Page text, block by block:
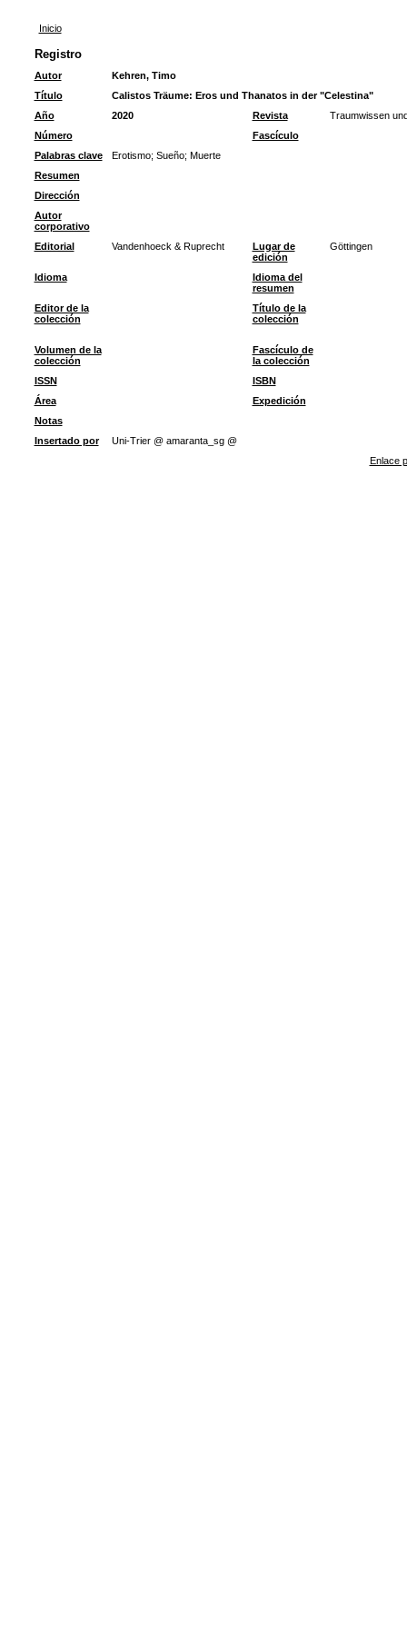
Inicio
Registro
Autor
Kehren, Timo
Título
Calistos Träume: Eros und Thanatos in der "Celestina"
Año
2020 Revista
Traumwissen
Número
Fascículo
Palabras clave
Erotismo; Sueño; Muerte
Resumen
Dirección
Autor
corporativo
Editorial
Vandenhoeck & Ruprecht
Lugar de
edición
Göttingen
Idioma
Idioma del
resumen
Editor de la
colección
Título de la
colección
Volumen de la
colección
Fascículo de
la colección
ISSN
ISBN
Área
Expedición
Notas
Insertado por
Uni-Trier @ amaranta_sg @
Enlace